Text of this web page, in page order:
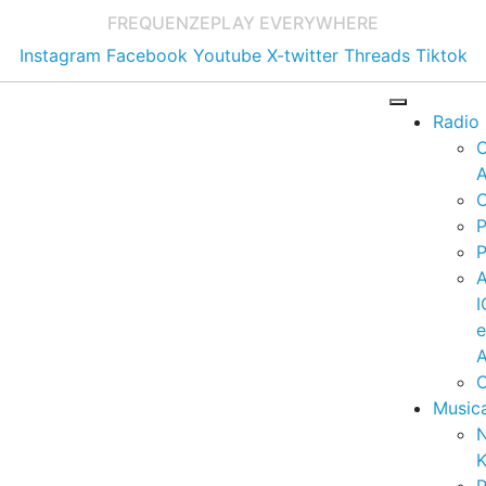
FREQUENZEPLAY EVERYWHERE
Instagram Facebook Youtube X-twitter Threads Tiktok
Radio
e